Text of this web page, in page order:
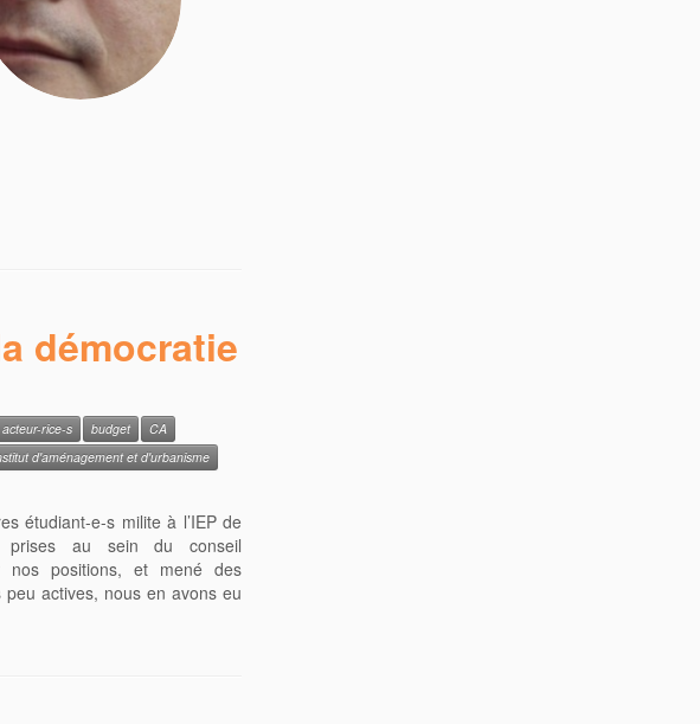
démocratie
acteur-rice-s budget
CA
d'aménagement et d'urbanisme
étudiant-e-s milite à l’IEP de
prises au sein du conseil
nos positions, et mené des
actives, nous en avons eu